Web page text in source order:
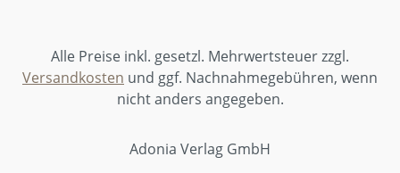
Alle Preise inkl. gesetzl. Mehrwertsteuer zzgl.
Versandkosten und ggf. Nachnahmegebühren, wenn
nicht anders angegeben.
Adonia Verlag GmbH